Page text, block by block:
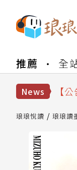
推薦 全
News
【
【
【公
琅琅悅讀 琅琅讀